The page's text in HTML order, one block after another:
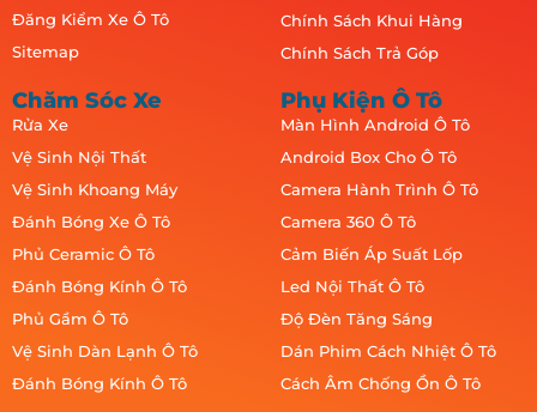
Đăng Kiểm Xe Ô Tô
Sitemap
Chính Sách Khui Hàng
Chính Sách Trả Góp
Chăm Sóc Xe
Rửa Xe
Vệ Sinh Nội Thất
Vệ Sinh Khoang Máy
Đánh Bóng Xe Ô Tô
Phủ Ceramic Ô Tô
Đánh Bóng Kính Ô Tô
Phủ Gầm Ô Tô
Vệ Sinh Dàn Lạnh Ô Tô
Đánh Bóng Kính Ô Tô
Phụ Kiện Ô Tô
Màn Hình Android Ô Tô
Android Box Cho Ô Tô
Camera Hành Trình Ô Tô
Camera 360 Ô Tô
Cảm Biến Áp Suất Lốp
Led Nội Thất Ô Tô
Độ Đèn Tăng Sáng
Dán Phim Cách Nhiệt Ô Tô
Cách Âm Chống Ồn Ô Tô